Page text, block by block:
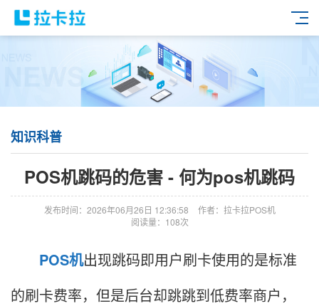
知识科普
POS机跳码的危害 - 何为pos机跳码
发布时间：2026年06月26日 12:36:58
作者：拉卡拉POS机
阅读量：108次
POS机出现跳码即用户刷卡使用的是标准
的刷卡费率，但是后台却跳跳到低费率商户，